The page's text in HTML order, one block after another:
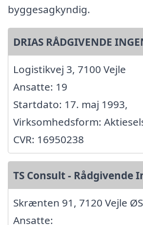
byggesagkyndig.
DRIAS RÅDGIVENDE
Logistikvej 3, 7100 Vejle
Ansatte: 19
Startdato: 17. maj 1993,
Virksomhedsform:
CVR: 16950238
TS Consult - Rådgivende
Skrænten 91, 7120 Vejle
Ansatte: